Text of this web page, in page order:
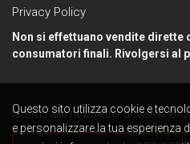
Privacy Policy
Non si effettuano vendite dirette
consumatori finali. Rivolgersi al
Iscriviti alla newsletter di Metelli
Questo sito utilizza cookie e
e personalizzare la tua esperienza